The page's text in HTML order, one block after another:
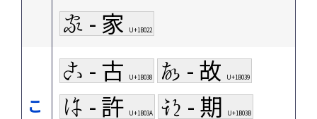
𛀢 - 家 U+1B022
こ
𛀸 - 古 U+1B038 𛀹 - 故 U+1B039
𛀺 - 許 U+1B03A 𛀻 - 期 U+1B03B